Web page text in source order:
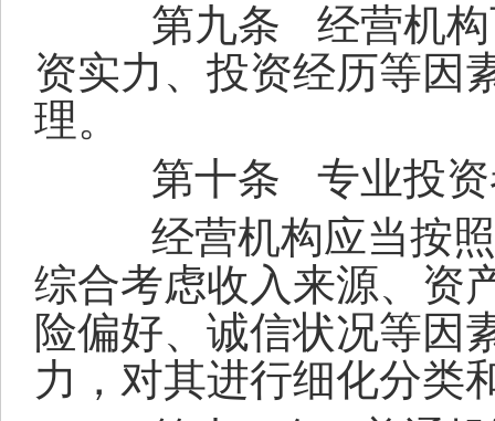
第九条
经营机
资实力、投资经历等因
理。
第十条
专业投
经营机构应当按照
综合考虑收入来源、资
险偏好、诚信状况等因
力，对其进行细化分类